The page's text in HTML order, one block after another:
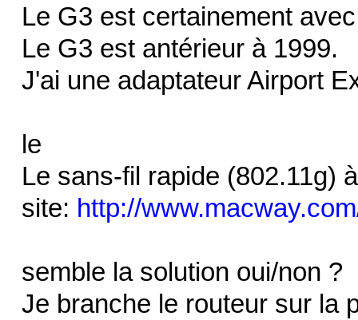
Le G3 est certainement
Le G3 est antérieur à 1999.
J'ai une adaptateur Airport
le
Le sans-fil rapide (802.11g)
site: http://
semble la solution oui/non ?
Je branche le routeur sur la